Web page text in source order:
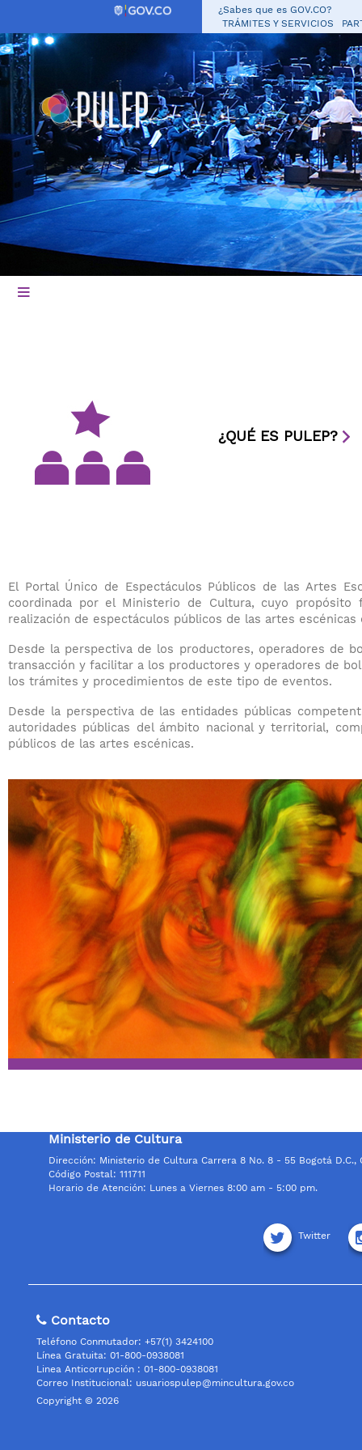
¿Sabes que es GOV.CO?
TRÁMITES Y SERVICIOS
¿QUÉ ES PULEP?
El Portal Único de Espectáculos Públicos de las Artes
coordinada por el Ministerio de Cultura, cuyo
realización de espectáculos públicos de las artes
Desde la perspectiva de los productores, operadores de
transacción y facilitar a los productores y operadores de
los trámites y procedimientos de este tipo de eventos.
Desde la perspectiva de las entidades públicas
autoridades públicas del ámbito nacional y territorial,
públicos de las artes escénicas.
​​​
Ministerio de Cultura
Dirección: Ministerio de Cultura Carrera 8 No. 8 - 55 Bogotá D.C.,
Código Postal: 111711
Horario de Atención: Lunes a Viernes 8:00 am - 5:00 pm.
Twitter
Contacto
Teléfono Conmutador: +57(1) 3424100
Línea Gratuita: 01-800-0938081
Linea Anticorrupción : 01-800-0938081
Correo Institucional: usuariospulep@mincultura.gov.co
Copyright © 2026